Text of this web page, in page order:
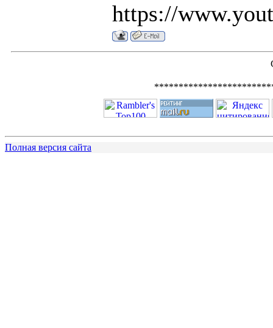
https://
Полная версия сайта